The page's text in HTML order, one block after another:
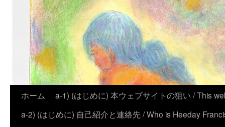
ホーム
a-1) (はじめに) 本ウェブサイトの狙い / This
a-2) (はじめに) 自己紹介と連絡先 / Who is Heeday